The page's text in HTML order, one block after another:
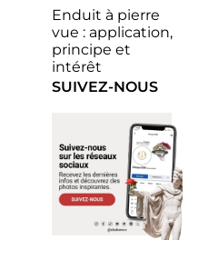
Enduit à pierre
vue : application,
principe et
intérêt
SUIVEZ-NOUS